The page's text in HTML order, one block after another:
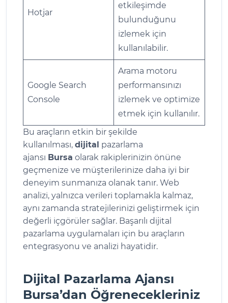
Hotjar
etkileşimde
bulunduğunu
izlemek için
kullanılabilir.
Google Search
Console
Arama motoru
performansınızı
izlemek ve optimize
etmek için kullanılır.
Bu araçların etkin bir şekilde
kullanılması, dijital pazarlama
ajansı Bursa olarak rakiplerinizin önüne
geçmenize ve müşterilerinize daha iyi bir
deneyim sunmanıza olanak tanır. Web
analizi, yalnızca verileri toplamakla kalmaz,
aynı zamanda stratejilerinizi geliştirmek için
değerli içgörüler sağlar. Başarılı dijital
pazarlama uygulamaları için bu araçların
entegrasyonu ve analizi hayatidir.
Dijital Pazarlama Ajansı
Bursa’dan Öğrenecekleriniz